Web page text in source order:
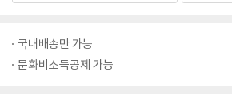
국내배송만 가능
문화비소득공제 가능